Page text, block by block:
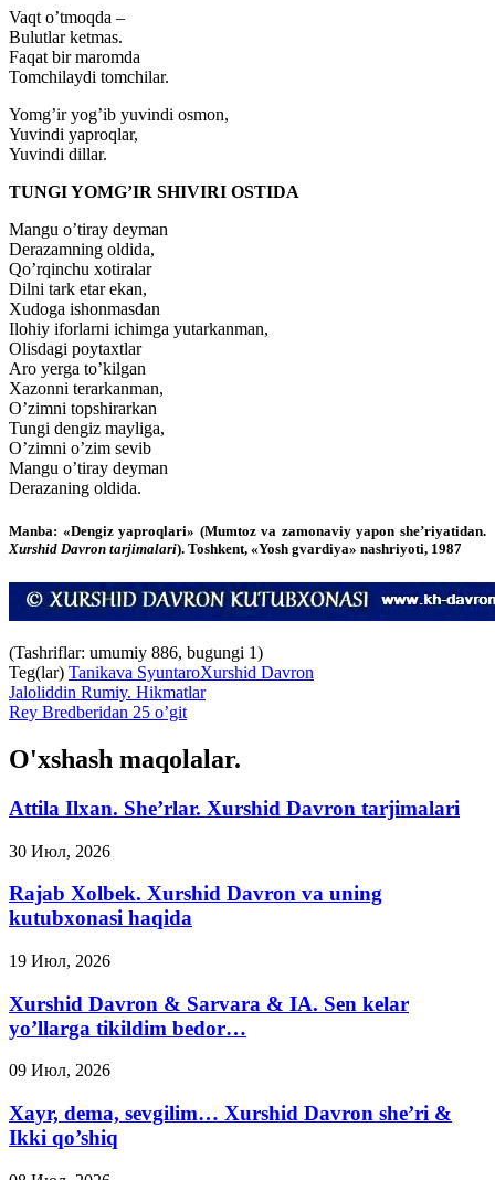
Vaqt o’tmoqda –
Bulutlar ketmas.
Faqat bir maromda
Tomchilaydi tomchilar.
Yomg’ir yog’ib yuvindi osmon,
Yuvindi yaproqlar,
Yuvindi dillar.
TUNGI YOMG’IR SHIVIRI OSTIDA
Mangu o’tiray deyman
Derazamning oldida,
Qo’rqinchu xotiralar
Dilni tark etar ekan,
Xudoga ishonmasdan
Ilohiy iforlarni ichimga yutarkanman,
Olisdagi poytaxtlar
Aro yerga to’kilgan
Xazonni terarkanman,
O’zimni topshirarkan
Tungi dengiz mayliga,
O’zimni o’zim sevib
Mangu o’tiray deyman
Derazaning oldida.
Manba: «Dengiz yaproqlari» (Mumtoz va zamonaviy yapon she’riyatidan.
Xurshid Davron tarjimalari). Toshkent, «Yosh gvardiya» nashriyoti, 1987
(Tashriflar: umumiy 886, bugungi 1)
Teg(lar) Tanikava SyuntaroXurshid Davron
Jaloliddin Rumiy. Hikmatlar
Rey Bredberidan 25 o’git
O'xshash maqolalar.
Attila Ilxan. She’rlar. Xurshid Davron tarjimalari
30 Июл, 2026
Rajab Xolbek. Xurshid Davron va uning
kutubxonasi haqida
19 Июл, 2026
Xurshid Davron & Sarvara & IA. Sen kelar
yo’llarga tikildim bedor…
09 Июл, 2026
Xayr, dema, sevgilim… Xurshid Davron she’ri &
Ikki qo’shiq